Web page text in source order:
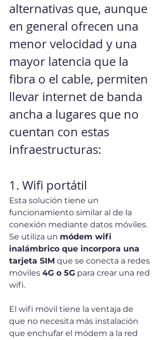
alternativas que, aunque
en general ofrecen una
menor velocidad y una
mayor latencia que la
fibra o el cable, permiten
llevar internet de banda
ancha a lugares que no
cuentan con estas
infraestructuras:
1. Wifi portátil
Esta solución tiene un
funcionamiento similar al de la
conexión mediante datos móviles.
Se utiliza un módem wifi
inalámbrico que incorpora una
tarjeta SIM que se conecta a redes
móviles 4G o 5G para crear una red
wifi.
El wifi móvil tiene la ventaja de
que no necesita más instalación
que enchufar el módem a la red